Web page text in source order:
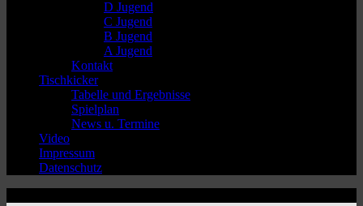
D Jugend
C Jugend
B Jugend
A Jugend
Kontakt
Tischkicker
Tabelle und Ergebnisse
Spielplan
News u. Termine
Video
Impressum
Datenschutz